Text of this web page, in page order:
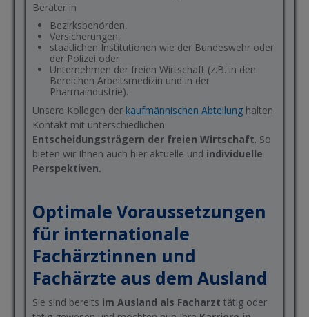
Berater in
Bezirksbehörden,
Versicherungen,
staatlichen Institutionen wie der Bundeswehr oder
der Polizei oder
Unternehmen der freien Wirtschaft (z.B. in den
Bereichen Arbeitsmedizin und in der
Pharmaindustrie).
Unsere Kollegen der kaufmännischen Abteilung halten
Kontakt mit unterschiedlichen
Entscheidungsträgern der freien Wirtschaft. So
bieten wir Ihnen auch hier aktuelle und individuelle
Perspektiven.
Optimale Voraussetzungen
für internationale
Fachärztinnen und
Fachärzte aus dem Ausland
Sie sind bereits im Ausland als Facharzt tätig oder